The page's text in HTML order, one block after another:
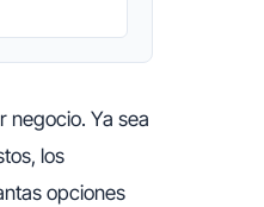
negocio. Ya sea
los
opciones